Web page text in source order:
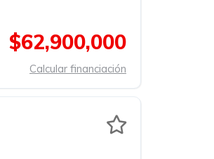
$62,900,000
Calcular financiación